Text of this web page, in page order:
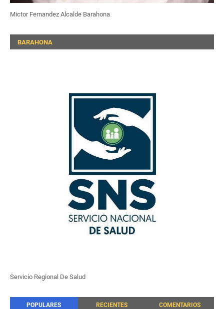
Mictor Fernandez Alcalde Barahona
BARAHONA
Servicio Regional De Salud
POPULARES RECIENTES COMENTARIOS